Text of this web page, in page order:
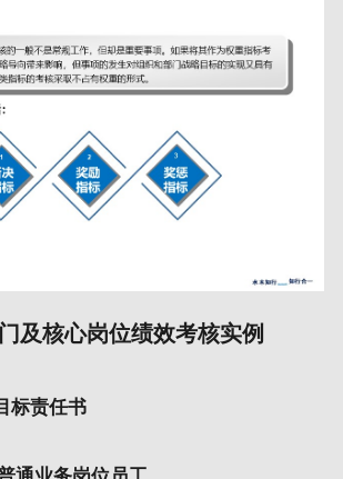
及核心岗位绩效考核实例
标责任书